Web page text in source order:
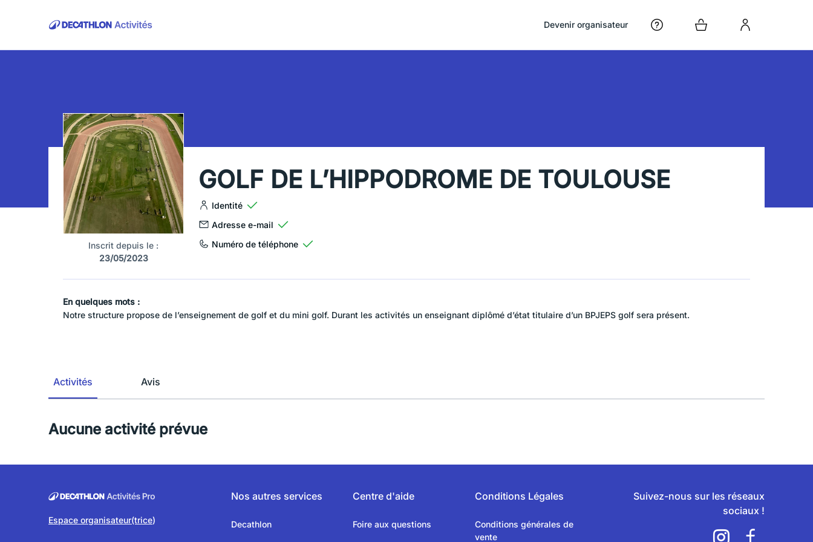
Devenir organisateur
Inscrit depuis le :
23/05/2023
GOLF DE L’HIPPODROME DE TOULOUSE
Identité
Adresse e-mail
Numéro de téléphone
En quelques mots :
Notre structure propose de l’enseignement de golf et du mini golf. Durant les activités un enseignant diplômé d’état titulaire d’un BPJEPS golf sera présent.
Activités Avis
Aucune activité prévue
Espace organisateur(trice)
Nos autres services
Decathlon
Centre d'aide
Foire aux questions
Conditions Légales
Conditions générales de
vente
Suivez-nous sur les réseaux
sociaux !